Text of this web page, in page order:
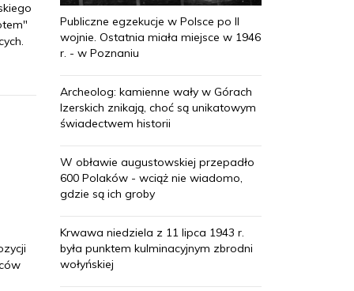
Publiczne egzekucje w Polsce po II
wojnie. Ostatnia miała miejsce w 1946
r. - w Poznaniu
Archeolog: kamienne wały w Górach
Izerskich znikają, choć są unikatowym
świadectwem historii
W obławie augustowskiej przepadło
600 Polaków - wciąż nie wiadomo,
gdzie są ich groby
Krwawa niedziela z 11 lipca 1943 r.
była punktem kulminacyjnym zbrodni
wołyńskiej